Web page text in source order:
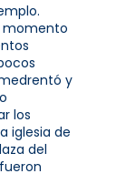
momento
y
los
iglesia de
del